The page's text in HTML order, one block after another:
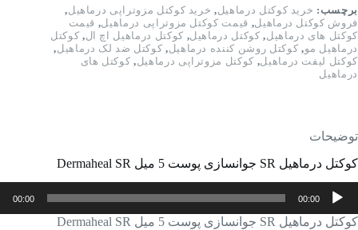
برچسب: خرید کوکتل درماهیل, خرید کوکتل مزوتراپی درماهیل,
فروش کوکتل درماهیل, قیمت کوکتل مزوتراپی درماهیل, قیمت
کوکتل های درماهیل, کوکتل درماهیل, کوکتل درماهیل اچ ال, کوکتل
درماهیل مو, کوکتل روشن کننده درماهیل, کوکتل ضد لک درماهیل,
کوکتل لیفت درماهیل, کوکتل مزوتراپی درماهیل, کوکتل های
درماهیل
توضیحات
کوکتل درماهیل SR جوانسازی پوست 5 میل Dermaheal SR
پخش‌کننده
صوت
00:00
00:00
کوکتل درماهیل SR جوانسازی پوست 5 میل Dermaheal SR